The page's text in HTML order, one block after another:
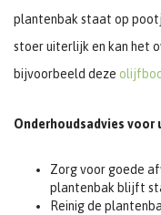
plantenbak staat op
stoer uiterlijk en kan het
bijvoorbeeld deze
Onderhoudsadvies voor
Zorg voor goede
plantenbak blijft
Reinig de